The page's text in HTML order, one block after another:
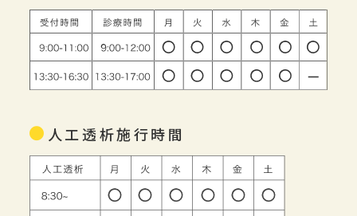
人工透析施行時間